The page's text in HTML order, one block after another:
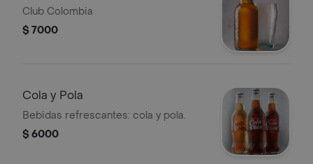
Club Colombia
$ 7000
Cola y Pola
Bebidas refrescantes: cola y pola.
$ 6000